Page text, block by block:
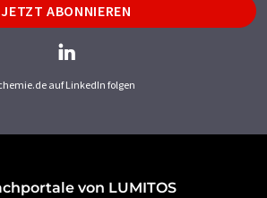
JETZT ABONNIEREN
auf LinkedIn folgen
von LUMITOS